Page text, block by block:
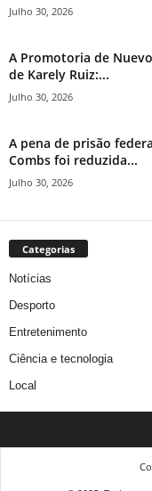
Julho 30, 2026
A Promotoria de
de Karely Ruiz:...
Julho 30, 2026
A pena de prisão
Combs foi reduzida...
Julho 30, 2026
Categorias
Notícias
Desporto
Entretenimento
Ciência e tecnologia
Local